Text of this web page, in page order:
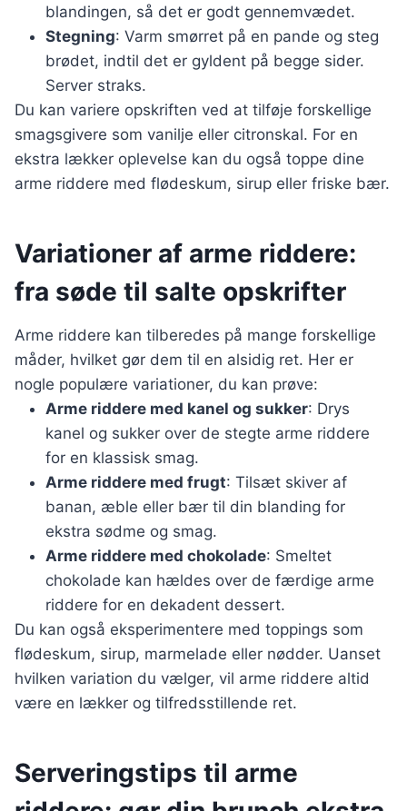
blandingen, så det er godt gennemvædet.
Stegning: Varm smørret på en pande og steg
brødet, indtil det er gyldent på begge sider.
Server straks.
Du kan variere opskriften ved at tilføje forskellige
smagsgivere som vanilje eller citronskal. For en
ekstra lækker oplevelse kan du også toppe dine
arme riddere med flødeskum, sirup eller friske bær.
Variationer af arme riddere:
fra søde til salte opskrifter
Arme riddere kan tilberedes på mange forskellige
måder, hvilket gør dem til en alsidig ret. Her er
nogle populære variationer, du kan prøve:
Arme riddere med kanel og sukker: Drys
kanel og sukker over de stegte arme riddere
for en klassisk smag.
Arme riddere med frugt: Tilsæt skiver af
banan, æble eller bær til din blanding for
ekstra sødme og smag.
Arme riddere med chokolade: Smeltet
chokolade kan hældes over de færdige arme
riddere for en dekadent dessert.
Du kan også eksperimentere med toppings som
flødeskum, sirup, marmelade eller nødder. Uanset
hvilken variation du vælger, vil arme riddere altid
være en lækker og tilfredsstillende ret.
Serveringstips til arme